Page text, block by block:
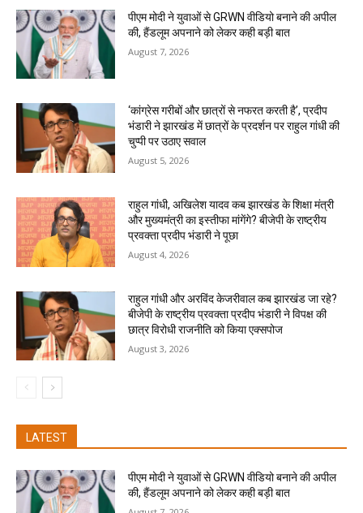
पीएम मोदी ने युवाओं से GRWN वीडियो बनाने की अपील
की, हैंडलूम अपनाने को लेकर कही बड़ी बात
August 7, 2026
‘कांग्रेस गरीबों और छात्रों से नफरत करती है’, प्रदीप
भंडारी ने झारखंड में छात्रों के प्रदर्शन पर राहुल गांधी की
चुप्पी पर उठाए सवाल
August 5, 2026
राहुल गांधी, अखिलेश यादव कब झारखंड के शिक्षा मंत्री
और मुख्यमंत्री का इस्तीफा मांगेंगे? बीजेपी के राष्ट्रीय
प्रवक्ता प्रदीप भंडारी ने पूछा
August 4, 2026
राहुल गांधी और अरविंद केजरीवाल कब झारखंड जा रहे?
बीजेपी के राष्ट्रीय प्रवक्ता प्रदीप भंडारी ने विपक्ष की
छात्र विरोधी राजनीति को किया एक्सपोज
August 3, 2026
LATEST
पीएम मोदी ने युवाओं से GRWN वीडियो बनाने की अपील
की, हैंडलूम अपनाने को लेकर कही बड़ी बात